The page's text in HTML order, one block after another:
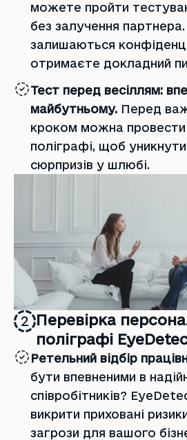
можете пройти
без залучення
залишаються
отримаєте докладний
Тест перед весіллям:
майбутньому. Перед
кроком можна провести
поліграфі, щоб
сюрпризів у шлюбі.
2 Перевірка
поліграфі
Ретельний відбір
бути впевненими в
співробітників?
викрити приховані
загрози для вашого